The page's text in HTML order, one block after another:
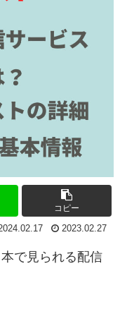
コピー
2023.02.27
で見られる配信